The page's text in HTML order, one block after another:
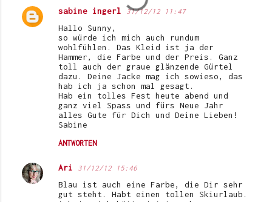
sabine ingerl 31/12/12 11:47
Hallo Sunny,
so würde ich mich auch rundum
wohlfühlen. Das Kleid ist ja der
Hammer, die Farbe und der Preis. Ganz
toll auch der graue glänzende Gürtel
dazu. Deine Jacke mag ich sowieso, das
hab ich ja schon mal gesagt.
Hab ein tolles Fest heute abend und
ganz viel Spass und fürs Neue Jahr
alles Gute für Dich und Deine Lieben!
Sabine
ANTWORTEN
Ari 31/12/12 15:46
Blau ist auch eine Farbe, die Dir sehr
gut steht. Habt einen tollen Skiurlaub.